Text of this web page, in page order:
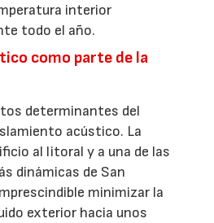
interior
todo el año.
como parte de la
determinantes del
acústico. La
al litoral y a una de las
dinámicas de San
minimizar la
exterior hacia unos